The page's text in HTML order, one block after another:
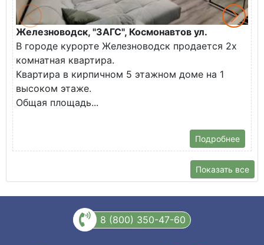
Железноводск, "ЗАГС", Космонавтов ул.
В городе курорте Железноводск продается 2х
комнатная квартира.
Квартира в кирпичном 5 этажном доме на 1
высоком этаже.
Общая площадь...
Подробнее
Показать все
8 (800) 350-47-60